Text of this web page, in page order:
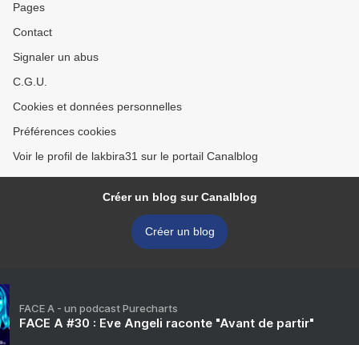
Pages
Contact
Signaler un abus
C.G.U.
Cookies et données personnelles
Préférences cookies
Voir le profil de lakbira31 sur le portail Canalblog
Créer un blog sur Canalblog
Créer un blog
FACE A - un podcast Purecharts
FACE A #30 : Eve Angeli raconte "Avant de partir"